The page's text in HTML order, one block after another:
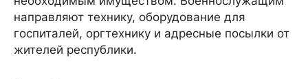
направляют технику, оборудование для
госпиталей, оргтехнику и адресные посылки от
жителей республики.